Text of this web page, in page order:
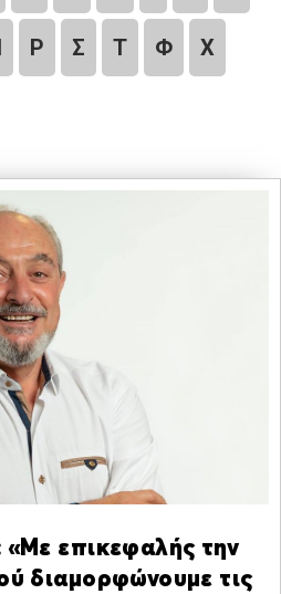
Ρ Σ Τ Φ Χ
επικεφαλής την
διαμορφώνουμε τις